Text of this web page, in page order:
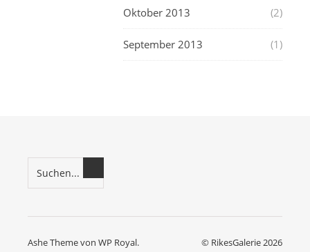
Oktober 2013 (2)
September 2013 (1)
© RikesGalerie 2026
Ashe Theme von WP Royal.